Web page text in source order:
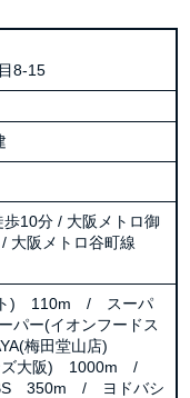
8-15
10分 / 大阪メトロ御
大阪メトロ谷町線
ト) 110m / スーパ
ー(イオンフードス
梅田堂山店)
ズ大阪) 1000m /
350m / ヨドバシ